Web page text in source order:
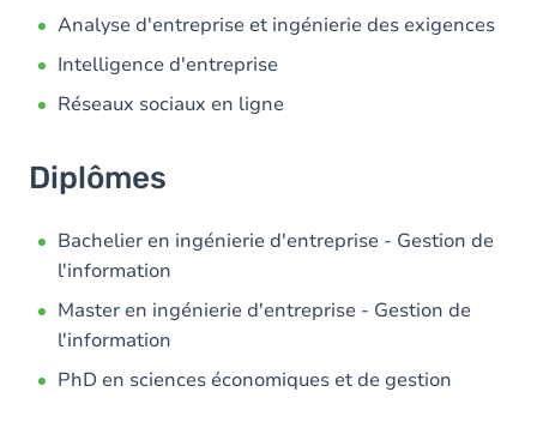
Analyse d'entreprise et ingénierie des exigences
Intelligence d'entreprise
Réseaux sociaux en ligne
Diplômes
Bachelier en ingénierie d'entreprise - Gestion de
l'information
Master en ingénierie d'entreprise - Gestion de
l'information
PhD en sciences économiques et de gestion